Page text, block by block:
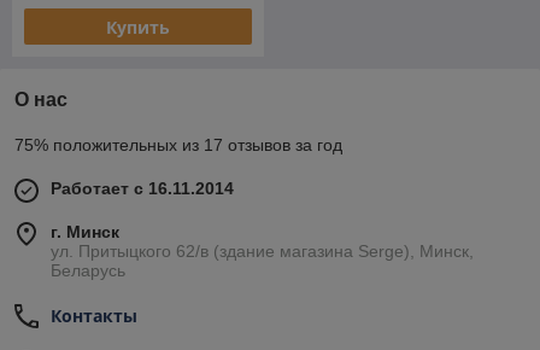
Купить
О нас
75% положительных из 17 отзывов за год
Работает с 16.11.2014
г. Минск
ул. Притыцкого 62/в (здание магазина Serge), Минск,
Беларусь
Контакты